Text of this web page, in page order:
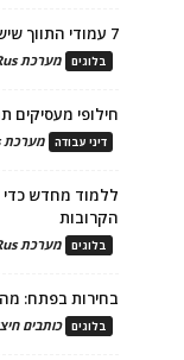
7 עמודי התווך שיש להציב בבסיס תהליך הגיוס ומיתוג המעסיק
בלוגים מערכת HRus
חילופי
דיני עבודה מערכת HRus
ללמוד מחדש כדי
הקרובות
בלוגים מערכת HRus
בחירות בפתח:
בלוגים כותבים